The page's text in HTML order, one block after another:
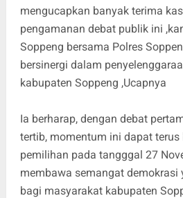
mengucapkan banyak terima
pengamanan debat publik ini
Soppeng bersama Polres
bersinergi dalam
kabupaten Soppeng ,Ucapnya
Ia berharap, dengan debat
tertib, momentum ini dapat
pemilihan pada tangggal 27
membawa semangat demokrasi
bagi masyarakat kabupaten